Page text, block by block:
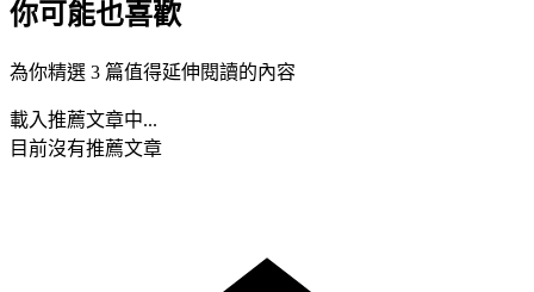
你可能也喜歡
為你精選 3 篇值得延伸閱讀的內容
載入推薦文章中...
目前沒有推薦文章